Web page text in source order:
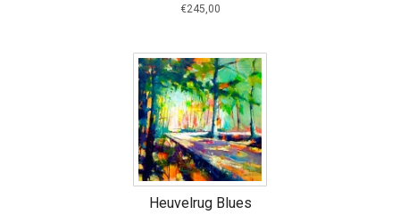
€245,00
Heuvelrug Blues